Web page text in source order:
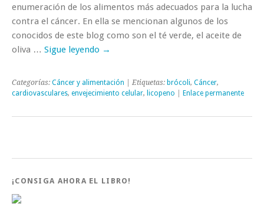
enumeración de los alimentos más adecuados para la lucha
contra el cáncer. En ella se mencionan algunos de los
conocidos de este blog como son el té verde, el aceite de
oliva … Sigue leyendo →
Categorías: Cáncer y alimentación | Etiquetas: brócoli, Cáncer,
cardiovasculares, envejecimiento celular, licopeno Enlace permanente
¡CONSIGA AHORA EL LIBRO!